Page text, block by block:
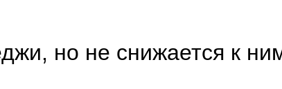
но не снижается к